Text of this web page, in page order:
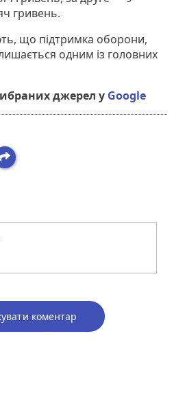
гривень.
що підтримка оборони,
одним із головних
джерел у Google
коментар